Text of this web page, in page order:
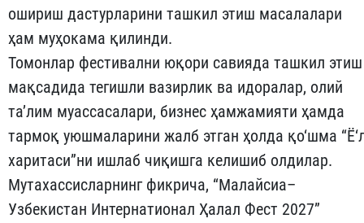
ошириш дастурларини ташкил этиш масалалари
ҳам муҳокама қилинди.
Томонлар фестивални юқори савияда ташкил этиш
мақсадида тегишли вазирлик ва идоралар, олий
та’лим муассасалари, бизнес ҳамжамияти ҳамда
тармоқ уюшмаларини жалб этган ҳолда қо‘шма
харитаси”ни ишлаб чиқишга келишиб олдилар.
Мутахассисларнинг фикрича, “Малайсиа–
Узбекистан Интернатионал Ҳалал Фест 2027”